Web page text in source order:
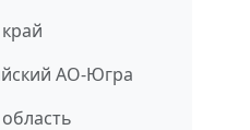
АО-Югра